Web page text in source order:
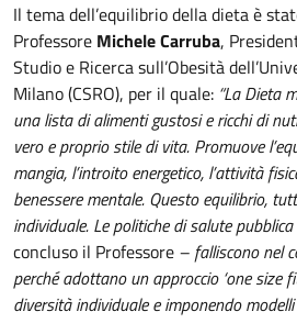
Il tema dell’equilibrio della dieta è
Professore Michele Carruba,
Studio e Ricerca sull’Obesità
Milano (CSRO), per il quale: “La Dieta
una lista di alimenti gustosi e ricchi di
vero e proprio stile di vita. Promuove
mangia, l’introito energetico, l’attività
benessere mentale. Questo equilibrio,
individuale. Le politiche di salute
concluso il Professore – falliscono nel
perché adottano un approccio ‘one size
diversità individuale e imponendo modelli